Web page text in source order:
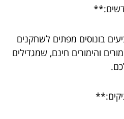
בונוסים מפתים לשחקנים
והימורים חינם, שמגדילים